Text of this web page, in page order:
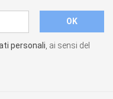
personali , ai sensi del